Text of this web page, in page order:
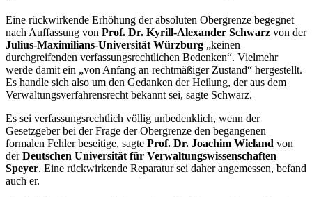
Eine rückwirkende Erhöhung der absoluten Obergrenze begegnet
nach Auffassung von Prof. Dr. Kyrill-Alexander Schwarz von der
Julius-Maximilians-Universität Würzburg „keinen
durchgreifenden verfassungsrechtlichen Bedenken“. Vielmehr
werde damit ein „von Anfang an rechtmäßiger Zustand“ hergestellt.
Es handle sich also um den Gedanken der Heilung, der aus dem
Verwaltungsverfahrensrecht bekannt sei, sagte Schwarz.
Es sei verfassungsrechtlich völlig unbedenklich, wenn der
Gesetzgeber bei der Frage der Obergrenze den begangenen
formalen Fehler beseitige, sagte Prof. Dr. Joachim Wieland von
derDeutschen Universität für Verwaltungswissenschaften
Speyer. Eine rückwirkende Reparatur sei daher angemessen, befand
auch er.